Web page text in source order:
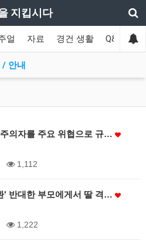
지킵시다
얼 자료 경건 생활 Q&A 협
/ 안내
의자를 주요 위협으로 규…
1,112
' 반대한 부모에게서 딸 격…
1,222